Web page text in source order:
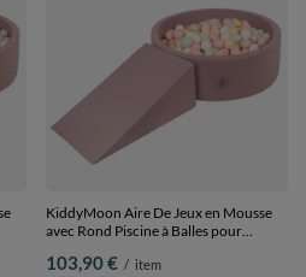
KiddyMoon Aire De Jeux en Mousse
avec Rond Piscine à Balles pour
pastel/blanc/menthe/rose poudré,
103,90 € / item